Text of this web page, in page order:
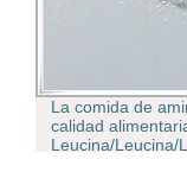
La comida de
calidad
Leucina/Leucina/